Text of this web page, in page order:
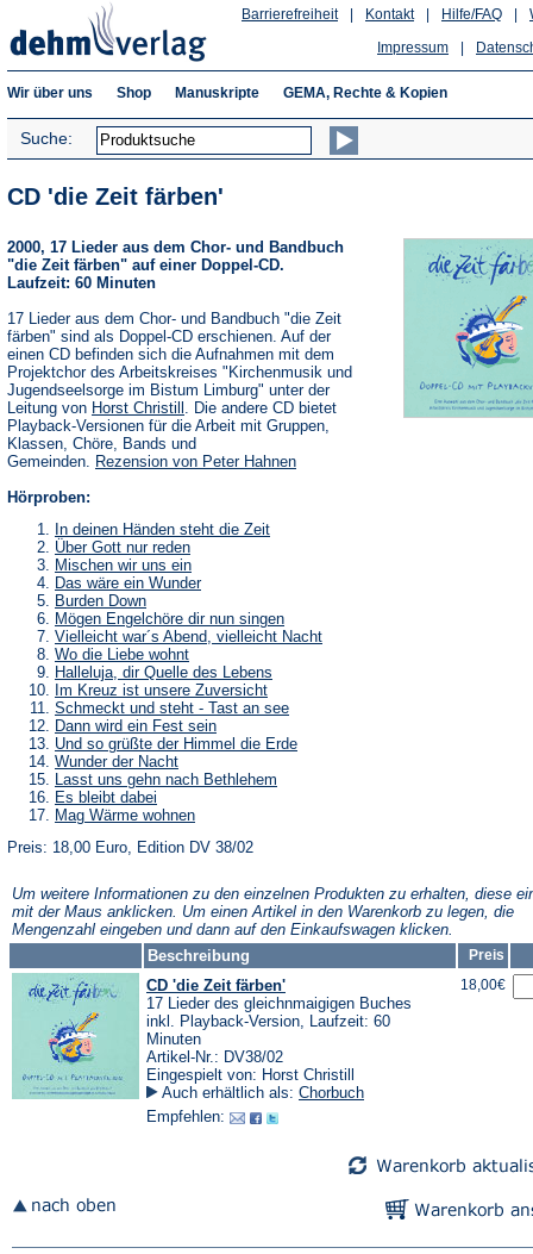
Hilfe/FAQ
Kontakt
Barrierefreiheit
Impressum
Wir über uns Shop Manuskripte GEMA, Rechte & Kopien
Suche:
CD 'die Zeit färben'
2000, 17 Lieder aus dem Chor- und Bandbuch
"die Zeit färben" auf einer Doppel-CD.
Laufzeit: 60 Minuten
17 Lieder aus dem Chor- und Bandbuch "die Zeit
färben" sind als Doppel-CD erschienen. Auf der
einen CD befinden sich die Aufnahmen mit dem
Projektchor des Arbeitskreises "Kirchenmusik und
Jugendseelsorge im Bistum Limburg" unter der
Leitung von Horst Christill . Die andere CD bietet
Playback-Versionen für die Arbeit mit Gruppen,
Klassen, Chöre, Bands und
Gemeinden. Rezension von Peter Hahnen
Hörproben:
In deinen Händen steht die Zeit
Über Gott nur reden
Mischen wir uns ein
Das wäre ein Wunder
Burden Down
Mögen Engelchöre dir nun singen
Vielleicht war´s Abend, vielleicht Nacht
Wo die Liebe wohnt
Halleluja, dir Quelle des Lebens
Im Kreuz ist unsere Zuversicht
Schmeckt und steht - Tast an see
Dann wird ein Fest sein
Und so grüßte der Himmel die Erde
Wunder der Nacht
Lasst uns gehn nach Bethlehem
Es bleibt dabei
Mag Wärme wohnen
Preis: 18,00 Euro, Edition DV 38/02
Um weitere Informationen zu den einzelnen Produkten zu erhalten, diese
mit der Maus anklicken. Um einen Artikel in den Warenkorb zu legen, die
Mengenzahl eingeben und dann auf den Einkaufswagen klicken.
Beschreibung
Preis
CD 'die Zeit färben'
17 Lieder des gleichnmaigigen Buches
inkl. Playback-Version, Laufzeit: 60
Minuten
Artikel-Nr.: DV38/02
Eingespielt von: Horst Christill
Auch erhältlich als: Chorbuch
Empfehlen:
18,00€